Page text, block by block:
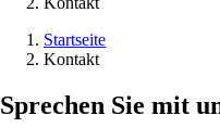
Startseite
Kontakt
Sprechen Sie mit